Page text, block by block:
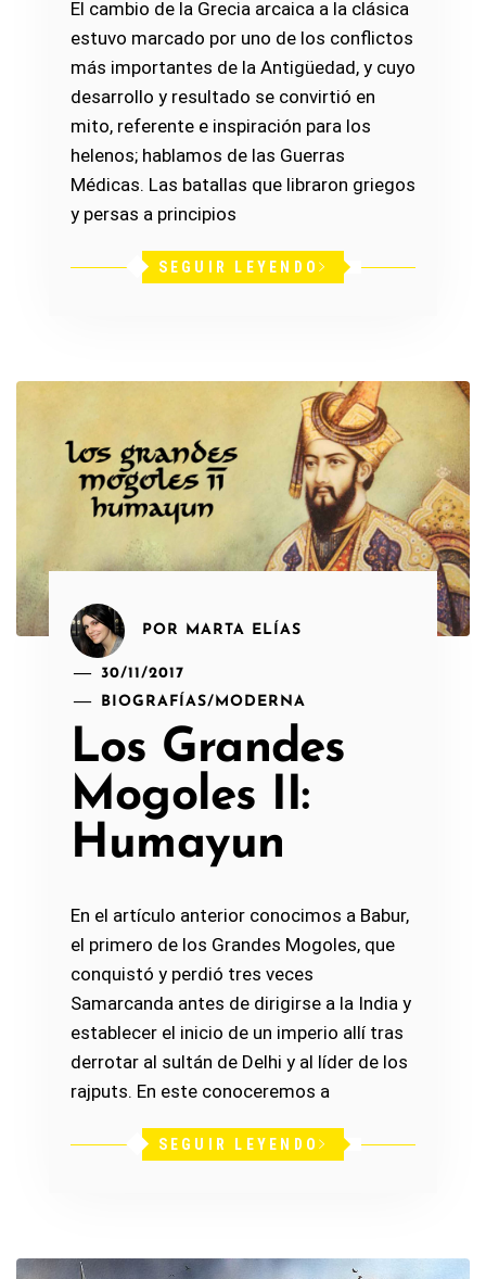
El cambio de la Grecia arcaica a la clásica
estuvo marcado por uno de los conflictos
más importantes de la Antigüedad, y cuyo
desarrollo y resultado se convirtió en
mito, referente e inspiración para los
helenos; hablamos de las Guerras
Médicas. Las batallas que libraron griegos
y persas a principios
SEGUIR LEYENDO
POR MARTA ELÍAS
30/11/2017
BIOGRAFÍAS/MODERNA
Los Grandes
Mogoles II:
Humayun
En el artículo anterior conocimos a Babur,
el primero de los Grandes Mogoles, que
conquistó y perdió tres veces
Samarcanda antes de dirigirse a la India y
establecer el inicio de un imperio allí tras
derrotar al sultán de Delhi y al líder de los
rajputs. En este conoceremos a
SEGUIR LEYENDO